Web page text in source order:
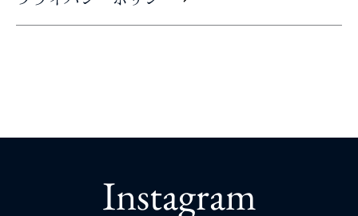
Instagram